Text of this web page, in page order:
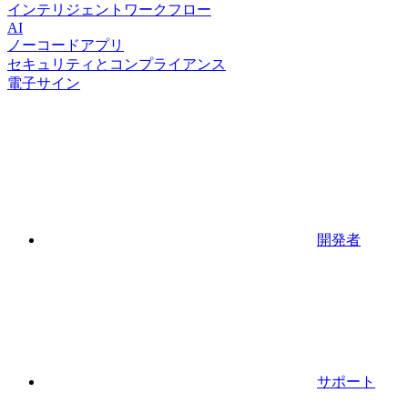
インテリジェントワークフロー
AI
ノーコードアプリ
セキュリティとコンプライアンス
電子サイン
開発者
サポート